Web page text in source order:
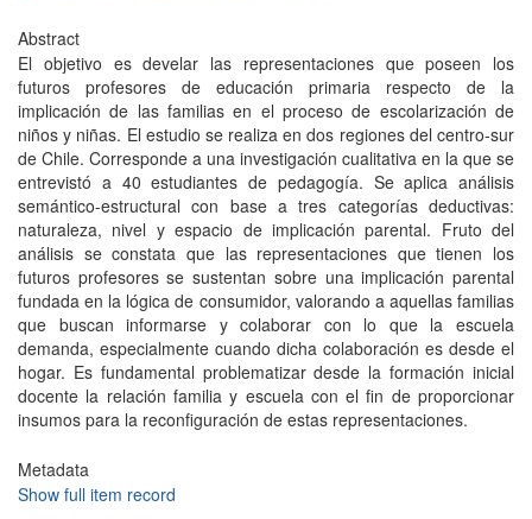
Abstract
El objetivo es develar las representaciones que poseen los
futuros profesores de educación primaria respecto de la
implicación de las familias en el proceso de escolarización de
niños y niñas. El estudio se realiza en dos regiones del centro-sur
de Chile. Corresponde a una investigación cualitativa en la que se
entrevistó a 40 estudiantes de pedagogía. Se aplica análisis
semántico-estructural con base a tres categorías deductivas:
naturaleza, nivel y espacio de implicación parental. Fruto del
análisis se constata que las representaciones que tienen los
futuros profesores se sustentan sobre una implicación parental
fundada en la lógica de consumidor, valorando a aquellas familias
que buscan informarse y colaborar con lo que la escuela
demanda, especialmente cuando dicha colaboración es desde el
hogar. Es fundamental problematizar desde la formación inicial
docente la relación familia y escuela con el fin de proporcionar
insumos para la reconfiguración de estas representaciones.
Metadata
Show full item record